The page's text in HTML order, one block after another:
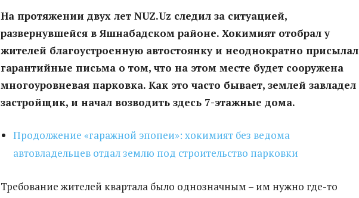
На протяжении двух лет NUZ.Uz следил за ситуацией,
развернувшейся в Яшнабадском районе. Хокимият отобрал у
жителей благоустроенную автостоянку и неоднократно присылал
гарантийные письма о том, что на этом месте будет сооружена
многоуровневая парковка. Как это часто бывает, землей завладел
застройщик, и начал возводить здесь 7-этажные дома.
Продолжение «гаражной эпопеи»: хокимият без ведома
автовладельцев отдал землю под строительство парковки
Требование жителей квартала было однозначным – им нужно где-то